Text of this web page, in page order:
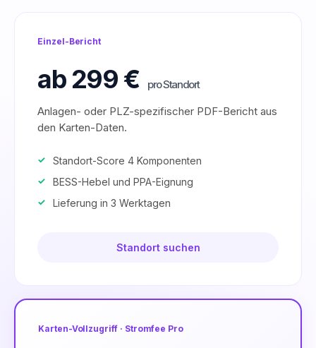
Einzel-Bericht
ab 299 €
pro Standort
Anlagen- oder PLZ-spezifischer PDF-Bericht aus
den Karten-Daten.
Standort-Score 4 Komponenten
BESS-Hebel und PPA-Eignung
Lieferung in 3 Werktagen
Standort suchen
Karten-Vollzugriff · Stromfee Pro